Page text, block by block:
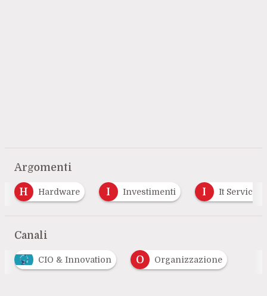
Argomenti
Hardware I Investimenti I It Service
Canali
CIO & Innovation O Organizzazione